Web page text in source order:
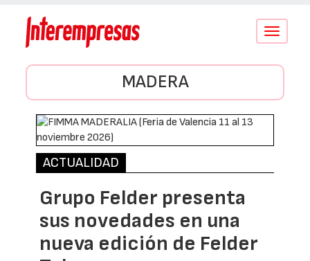
Conmutar
MADERA
ACTUALIDAD
Grupo Felder presenta
sus novedades en una
nueva edición de Felder